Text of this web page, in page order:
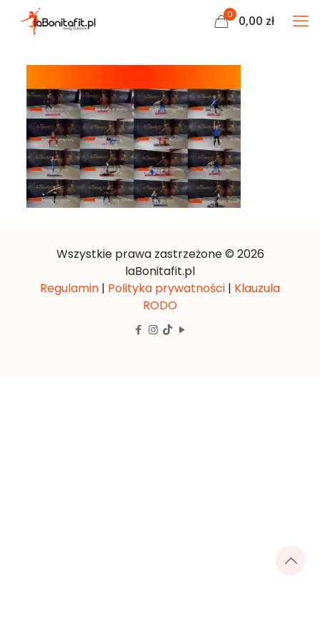
0 0,00 zł
Wszystkie prawa zastrzeżone © 2026
laBonitafit.pl
Regulamin | Polityka prywatności | Klauzula
RODO